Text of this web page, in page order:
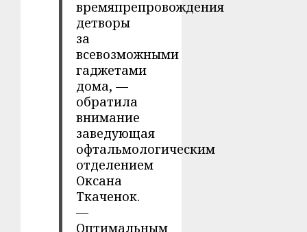
времяпрепровождения
детворы
за
всевозможными
гаджетами
дома, —
обратила
внимание
заведующая
офтальмологическим
отделением
Оксана
Ткаченок.
—
Оптимальным